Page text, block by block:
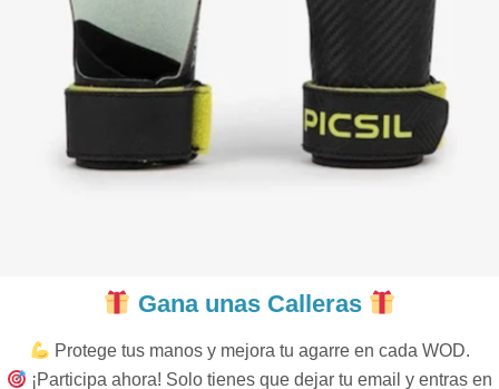
Gana unas Calleras
Protege tus manos y mejora tu agarre en cada WOD.
¡Participa ahora! Solo tienes que dejar tu email y entras en